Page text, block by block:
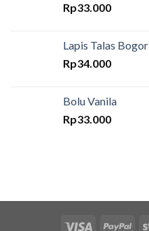
Rp33.000
Lapis Talas Bogor
Rp34.000
Bolu Vanila
Rp33.000